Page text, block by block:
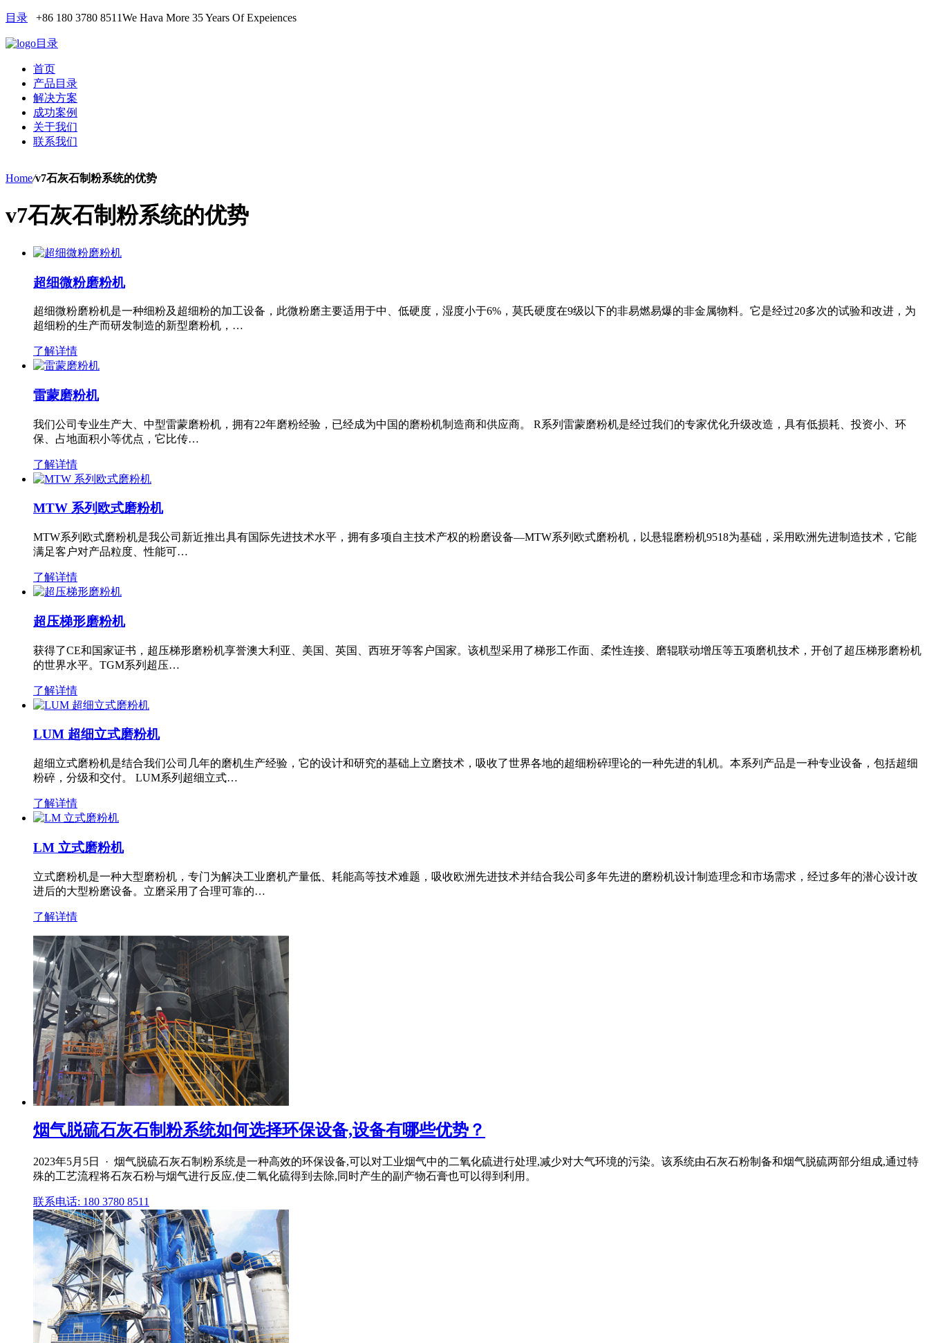
目录 +86 180 3780 8511We Hava More 35 Years Of Expeiences
目录
首页
产品目录
解决方案
成功案例
关于我们
联系我们
Home/v7石灰石制粉系统的优势
v7石灰石制粉系统的优势
超细微粉磨粉机
超细微粉磨粉机是一种细粉及超细粉的加工设备，此微粉磨主要适用于中、低硬度，湿度小于6%，莫氏硬度在9级以下的非易燃易爆的非金属物料。它是经过20多次的试验和改进，为
超细粉的生产而研发制造的新型磨粉机，…
了解详情
雷蒙磨粉机
我们公司专业生产大、中型雷蒙磨粉机，拥有22年磨粉经验，已经成为中国的磨粉机制造商和供应商。 R系列雷蒙磨粉机是经过我们的专家优化升级改造，具有低损耗、投资小、环
保、占地面积小等优点，它比传…
了解详情
MTW 系列欧式磨粉机
MTW系列欧式磨粉机是我公司新近推出具有国际先进技术水平，拥有多项自主技术产权的粉磨设备—MTW系列欧式磨粉机，以悬辊磨粉机9518为基础，采用欧洲先进制造技术，它能
满足客户对产品粒度、性能可…
了解详情
超压梯形磨粉机
获得了CE和国家证书，超压梯形磨粉机享誉澳大利亚、美国、英国、西班牙等客户国家。该机型采用了梯形工作面、柔性连接、磨辊联动增压等五项磨机技术，开创了超压梯形磨粉机
的世界水平。TGM系列超压…
了解详情
LUM 超细立式磨粉机
超细立式磨粉机是结合我们公司几年的磨机生产经验，它的设计和研究的基础上立磨技术，吸收了世界各地的超细粉碎理论的一种先进的轧机。本系列产品是一种专业设备，包括超细
粉碎，分级和交付。 LUM系列超细立式…
了解详情
LM 立式磨粉机
立式磨粉机是一种大型磨粉机，专门为解决工业磨机产量低、耗能高等技术难题，吸收欧洲先进技术并结合我公司多年先进的磨粉机设计制造理念和市场需求，经过多年的潜心设计改
进后的大型粉磨设备。立磨采用了合理可靠的…
了解详情
烟气脱硫石灰石制粉系统如何选择环保设备,设备有哪些优势？
2023年5月5日 · 烟气脱硫石灰石制粉系统是一种高效的环保设备,可以对工业烟气中的二氧化硫进行处理,减少对大气环境的污染。该系统由石灰石粉制备和烟气脱硫两部分组成,通过特
殊的工艺流程将石灰石粉与烟气进行反应,使二氧化硫得到去除,同时产生的副产物石膏也可以得到利用。
联系电话: 180 3780 8511